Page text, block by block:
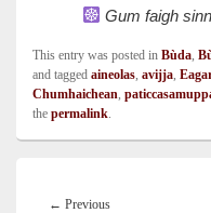
Gum faigh
This entry was posted in Bùda,
and tagged aineolas, avijja,
Chumhaichean,
the permalink.
navigation
← PreviousPrevious